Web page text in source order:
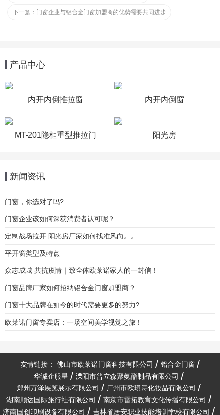
下一篇： 门窗企业与铝合金门窗加盟商的优势需要共同进步
产品中心
内开内倒推拉窗 内开内倒窗
MT-201隐框重型推拉门 阳光房
新闻资讯
门窗，你选对了吗?
门窗企业该如何深获消费者认可呢？
定制战场拉开 阳光房厂家如何找准风向。。
平开窗类型及特点
众志成城 共抗疫情｜致全体欧莱诺家人的一封信！
门窗品牌厂家如何招纳铝合金门窗加盟商？
门窗十大品牌在如今的时代需要更多的努力?
欧莱诺门窗专卖店：一场空间美学视觉之旅！
友情链接： 佛山市欧莱诺门窗科技有限公司
铝合金门窗
华诚企服星
溧阳市普立森聚氨酯制品有限公司
郑州万泽展览展示有限公司
广州市欧琪诗化妆品有限公司
湖南顺达国际旅行社有限公司
南京市雷拓教育文化传播有限公司
济南国创印刷设备有限公司
吉林省居安职业技能培训学校有限公司